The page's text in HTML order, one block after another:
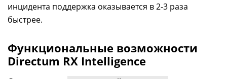
инцидента поддержка оказывается в 2-3 раза
быстрее.
Функциональные возможности
Directum RX Intelligence